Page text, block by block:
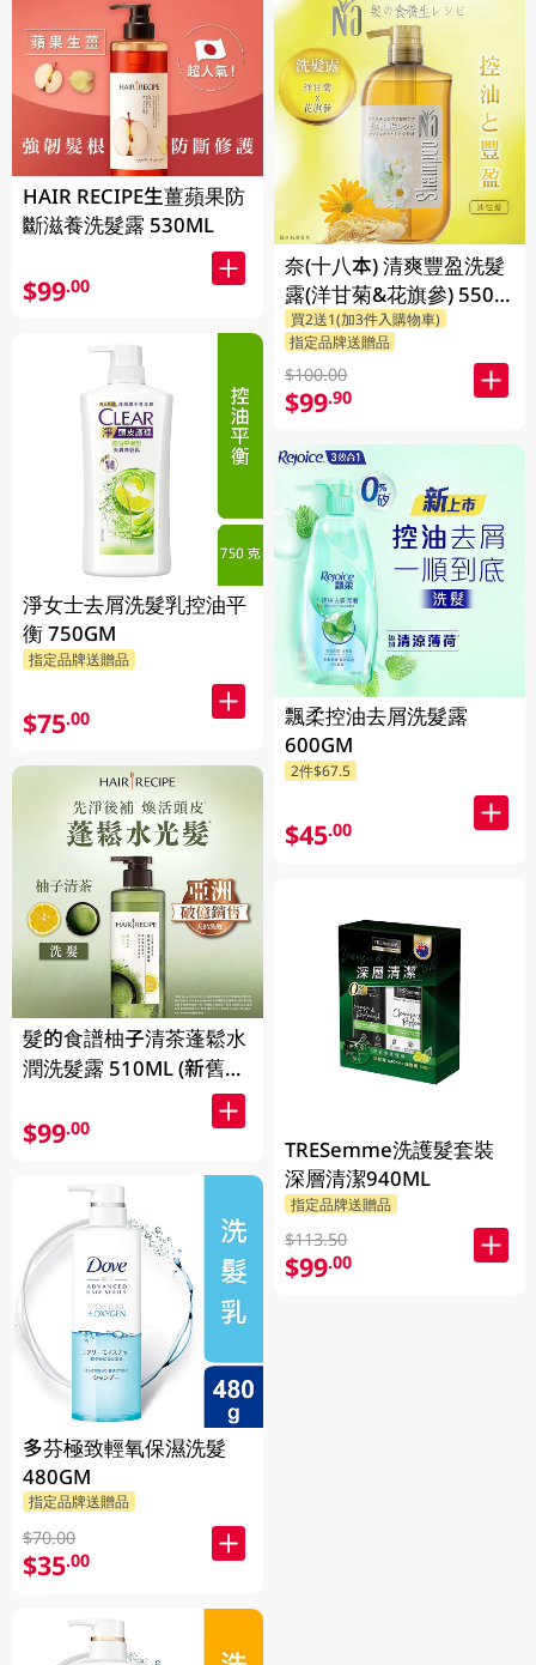
HAIR RECIPE生薑蘋果防
斷滋養洗髮露 530ML
$99.00
淨女士去屑洗髮乳控油平
衡 750GM
指定品牌送贈品
$75.00
髮的食譜柚子清茶蓬鬆水
潤洗髮露 510ML (新舊包
$99.00
多芬極致輕氧保濕洗髮
480GM
指定品牌送贈品
$70.00
$35.00
奈(十八本) 清爽豐盈洗髮
露(洋甘菊&花旗參) 550
ML
買2送1(加3件入購物車)
指定品牌送贈品
$100.00
$99.90
飄柔控油去屑洗髮露
600GM
2件$67.5
$45.00
TRESemme洗護髮套裝
深層清潔940ML
指定品牌送贈品
$113.50
$99.00